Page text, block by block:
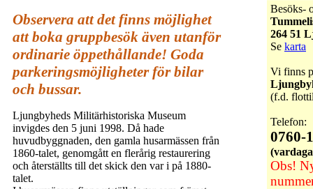
Observera att det finns möjlighet
att boka gruppbesök även utanför
ordinarie öppethållande! Goda
parkeringsmöjligheter för bilar
och bussar.
Ljungbyheds Militärhistoriska Museum
invigdes den 5 juni 1998. Då hade
huvudbyggnaden, den gamla husarmässen från
1860-talet, genomgått en flerårig restaurering
och återställts till det skick den var i på 1880-
talet.
Besöks-
264 51
Se karta
Vi finns
(f.d.
Telefon:
0760-
Obs!